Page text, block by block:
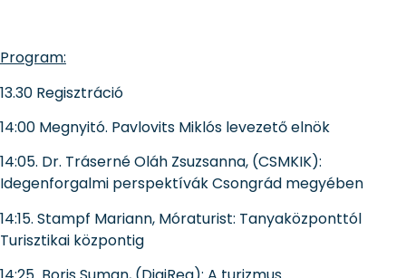
Program:
13.30 Regisztráció
14:00 Megnyitó. Pavlovits Miklós levezető elnök
14:05. Dr. Tráserné Oláh Zsuzsanna, (CSMKIK):
Idegenforgalmi perspektívák Csongrád megyében
14:15. Stampf Mariann, Móraturist: Tanyaközponttól
Turisztikai központig